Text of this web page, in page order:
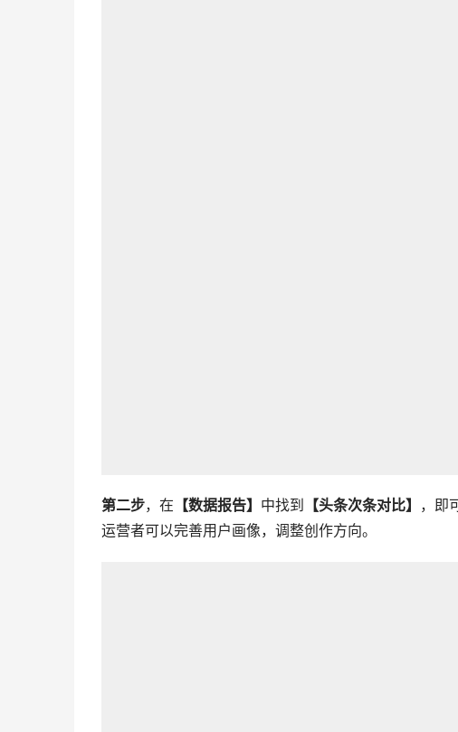
第二步，在 【数据报告】 中找到 【头条次条对比】
，即
运营者可以完善用户画像，调整创作方向。